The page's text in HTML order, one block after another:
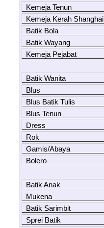
Kemeja Tenun
Kemeja Kerah Shanghai
Batik Bola
Batik Wayang
Kemeja Pejabat
Batik Wanita
Blus
Blus Batik Tulis
Blus Tenun
Dress
Rok
Gamis/Abaya
Bolero
Batik Anak
Mukena
Batik Sarimbit
Sprei Batik